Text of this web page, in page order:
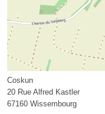
Coskun
20 Rue Alfred Kastler
67160 Wissembourg